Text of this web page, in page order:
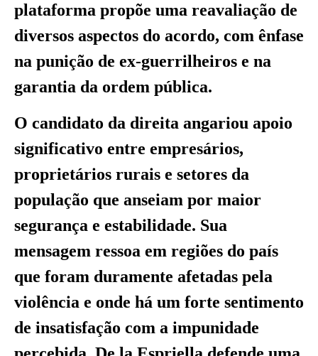
plataforma propõe uma reavaliação de
diversos aspectos do acordo, com ênfase
na punição de ex-guerrilheiros e na
garantia da ordem pública.
O candidato da direita angariou apoio
significativo entre empresários,
proprietários rurais e setores da
população que anseiam por maior
segurança e estabilidade. Sua
mensagem ressoa em regiões do país
que foram duramente afetadas pela
violência e onde há um forte sentimento
de insatisfação com a impunidade